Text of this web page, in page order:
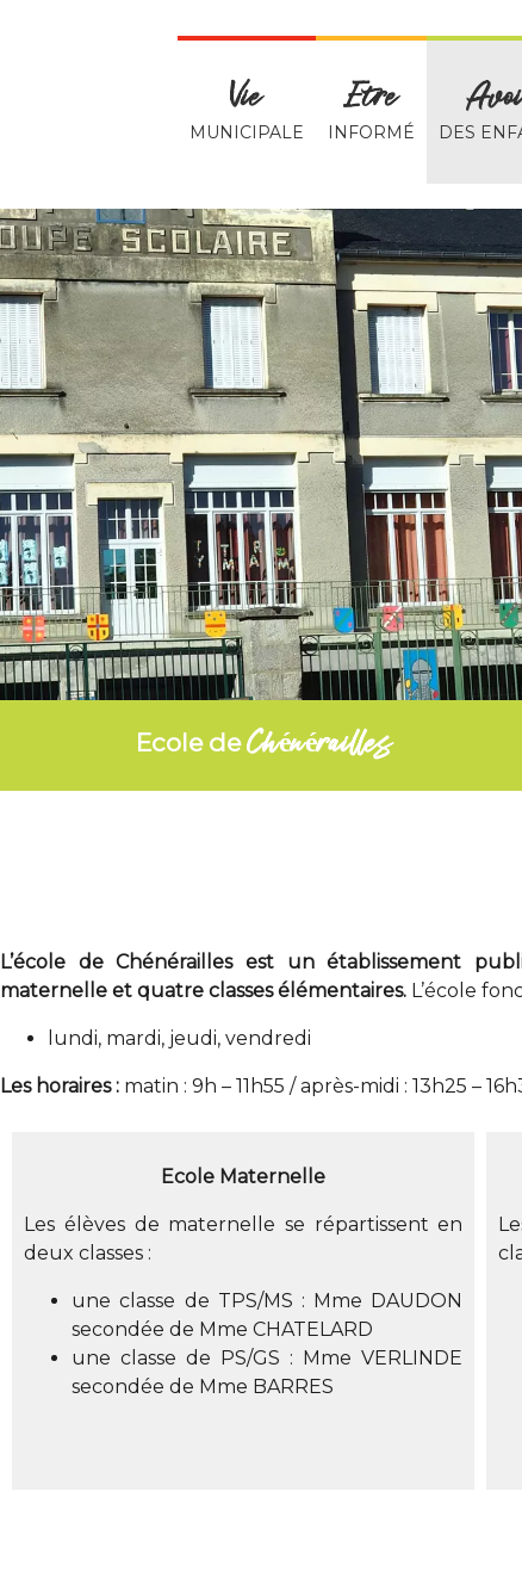
Vie
MUNICIPALE
Etre
INFORMÉ DES
Ecole deChénérailles
L’école de Chénérailles est un établissement
maternelle et quatre classes élémentaires. L’école
lundi, mardi, jeudi, vendredi
Les horaires : matin : 9h – 11h55 / après-midi : 13h25 –
Ecole Maternelle
Les élèves de maternelle se répartissent en
deux classes :
une classe de TPS/MS : Mme DAUDON
secondée de Mme CHATELARD
une classe de PS/GS : Mme VERLINDE
secondée de Mme BARRES